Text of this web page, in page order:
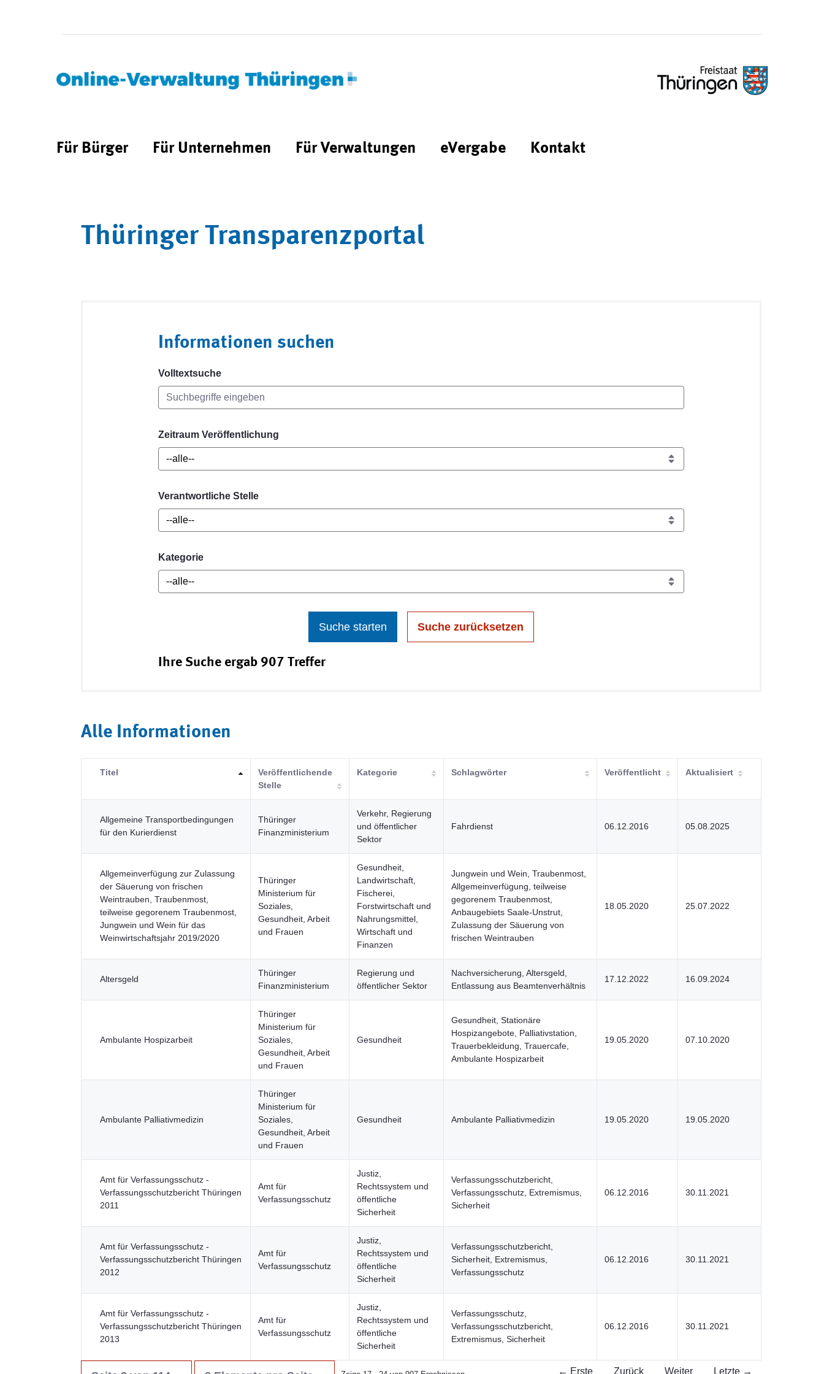
Für Bürger Für Unternehmen Für Verwaltungen eVergabe Kontakt
Thüringer Transparenzportal
Informationen suchen
Volltextsuche
Zeitraum Veröffentlichung
Verantwortliche Stelle
Kategorie
Suche starten Suche zurücksetzen
Ihre Suche ergab 907 Treffer
Alle Informationen
Titel
Veröffentlichende
Stelle
Kategorie Schlagwörter Veröffentlicht Aktualisiert
Allgemeine Transportbedingungen
für den Kurierdienst
Thüringer
Finanzministerium
Verkehr, Regierung
und öffentlicher
Sektor
Fahrdienst 06.12.2016 05.08.2025
Allgemeinverfügung zur Zulassung
der Säuerung von frischen
Weintrauben, Traubenmost,
teilweise gegorenem Traubenmost,
Jungwein und Wein für das
Weinwirtschaftsjahr 2019/2020
Thüringer
Ministerium für
Soziales,
Gesundheit, Arbeit
und Frauen
Gesundheit,
Landwirtschaft,
Fischerei,
Forstwirtschaft und
Nahrungsmittel,
Wirtschaft und
Finanzen
Jungwein und Wein, Traubenmost,
Allgemeinverfügung, teilweise
gegorenem Traubenmost,
Anbaugebiets Saale-Unstrut,
Zulassung der Säuerung von
frischen Weintrauben
18.05.2020 25.07.2022
Altersgeld
Thüringer
Finanzministerium
Regierung und
öffentlicher Sektor
Nachversicherung, Altersgeld,
Entlassung aus Beamtenverhältnis
17.12.2022 16.09.2024
Ambulante Hospizarbeit
Thüringer
Ministerium für
Soziales,
Gesundheit, Arbeit
und Frauen
Gesundheit
Gesundheit, Stationäre
Hospizangebote, Palliativstation,
Trauerbekleidung, Trauercafe,
Ambulante Hospizarbeit
19.05.2020 07.10.2020
Ambulante Palliativmedizin
Thüringer
Ministerium für
Soziales,
Gesundheit, Arbeit
und Frauen
Gesundheit Ambulante Palliativmedizin 19.05.2020 19.05.2020
Amt für Verfassungsschutz -
Verfassungsschutzbericht Thüringen
2011
Amt für
Verfassungsschutz
Justiz,
Rechtssystem und
öffentliche
Sicherheit
Verfassungsschutzbericht,
Verfassungsschutz, Extremismus,
Sicherheit
06.12.2016 30.11.2021
Amt für Verfassungsschutz -
Verfassungsschutzbericht Thüringen
2012
Amt für
Verfassungsschutz
Justiz,
Rechtssystem und
öffentliche
Sicherheit
Verfassungsschutzbericht,
Sicherheit, Extremismus,
Verfassungsschutz
06.12.2016 30.11.2021
Amt für Verfassungsschutz -
Verfassungsschutzbericht Thüringen
2013
Amt für
Verfassungsschutz
Justiz,
Rechtssystem und
öffentliche
Sicherheit
Verfassungsschutz,
Verfassungsschutzbericht,
Extremismus, Sicherheit
06.12.2016 30.11.2021
← Erste Zurück Weiter Letzte →